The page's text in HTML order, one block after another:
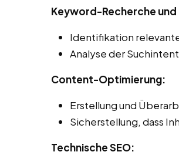
Keyword-Recherche und
Identifikation
Analyse der
Content-Optimierung:
Erstellung und
Sicherstellung, dass
Technische SEO: